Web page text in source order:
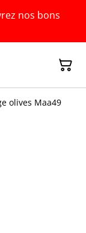
nos bons
olives Maa49